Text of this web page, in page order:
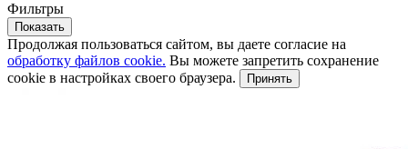
Фильтры
Показать
Продолжая пользоваться сайтом, вы даете согласие на
обработку файлов cookie. Вы можете запретить сохранение
cookie в настройках своего браузера.
Принять